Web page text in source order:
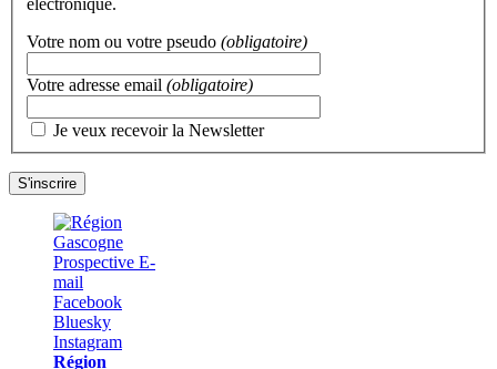
électronique.
Votre nom ou votre pseudo (obligatoire)
Votre adresse email (obligatoire)
Je veux recevoir la Newsletter
Région